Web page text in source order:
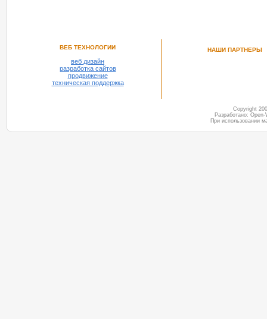
ВЕБ ТЕХНОЛОГИИ
веб дизайн
разработка сайтов
продвижение
техническая поддержка
НАШИ ПАРТНЕРЫ
Copyright
Разработано:
При использовании